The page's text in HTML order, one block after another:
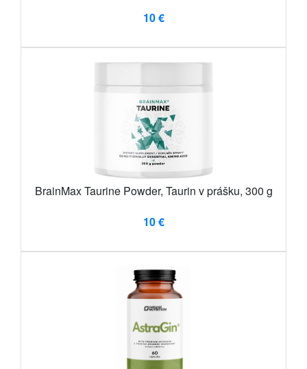
10 €
BrainMax Taurine Powder, Taurin v prášku, 300 g
10 €